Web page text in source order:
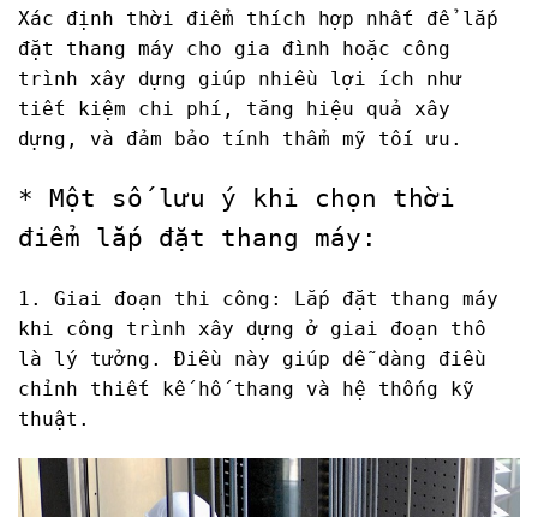
Xác định thời điểm thích hợp nhất để lắp
đặt thang máy cho gia đình hoặc công
trình xây dựng giúp nhiều lợi ích như
tiết kiệm chi phí, tăng hiệu quả xây
dựng, và đảm bảo tính thẩm mỹ tối ưu.
* Một số lưu ý khi chọn thời
điểm lắp đặt thang máy:
1. Giai đoạn thi công: Lắp đặt thang máy
khi công trình xây dựng ở giai đoạn thô
là lý tưởng. Điều này giúp dễ dàng điều
chỉnh thiết kế hố thang và hệ thống kỹ
thuật.